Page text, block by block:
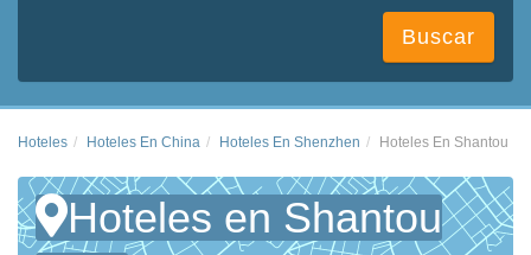
Buscar
Hoteles Hoteles En China Hoteles En Shenzhen Hoteles En Shantou
Hoteles en Shantou